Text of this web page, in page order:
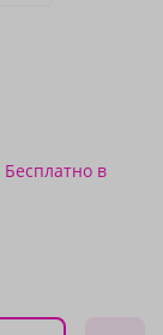
Бесплатно в